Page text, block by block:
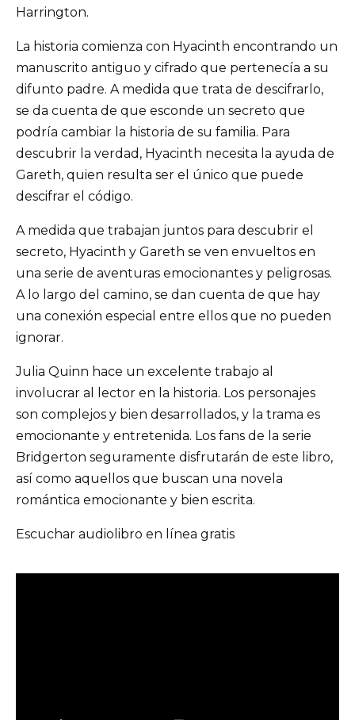
Harrington.
La historia comienza con Hyacinth encontrando un
manuscrito antiguo y cifrado que pertenecía a su
difunto padre. A medida que trata de descifrarlo,
se da cuenta de que esconde un secreto que
podría cambiar la historia de su familia. Para
descubrir la verdad, Hyacinth necesita la ayuda de
Gareth, quien resulta ser el único que puede
descifrar el código.
A medida que trabajan juntos para descubrir el
secreto, Hyacinth y Gareth se ven envueltos en
una serie de aventuras emocionantes y peligrosas.
A lo largo del camino, se dan cuenta de que hay
una conexión especial entre ellos que no pueden
ignorar.
Julia Quinn hace un excelente trabajo al
involucrar al lector en la historia. Los personajes
son complejos y bien desarrollados, y la trama es
emocionante y entretenida. Los fans de la serie
Bridgerton seguramente disfrutarán de este libro,
así como aquellos que buscan una novela
romántica emocionante y bien escrita.
Escuchar audiolibro en línea gratis